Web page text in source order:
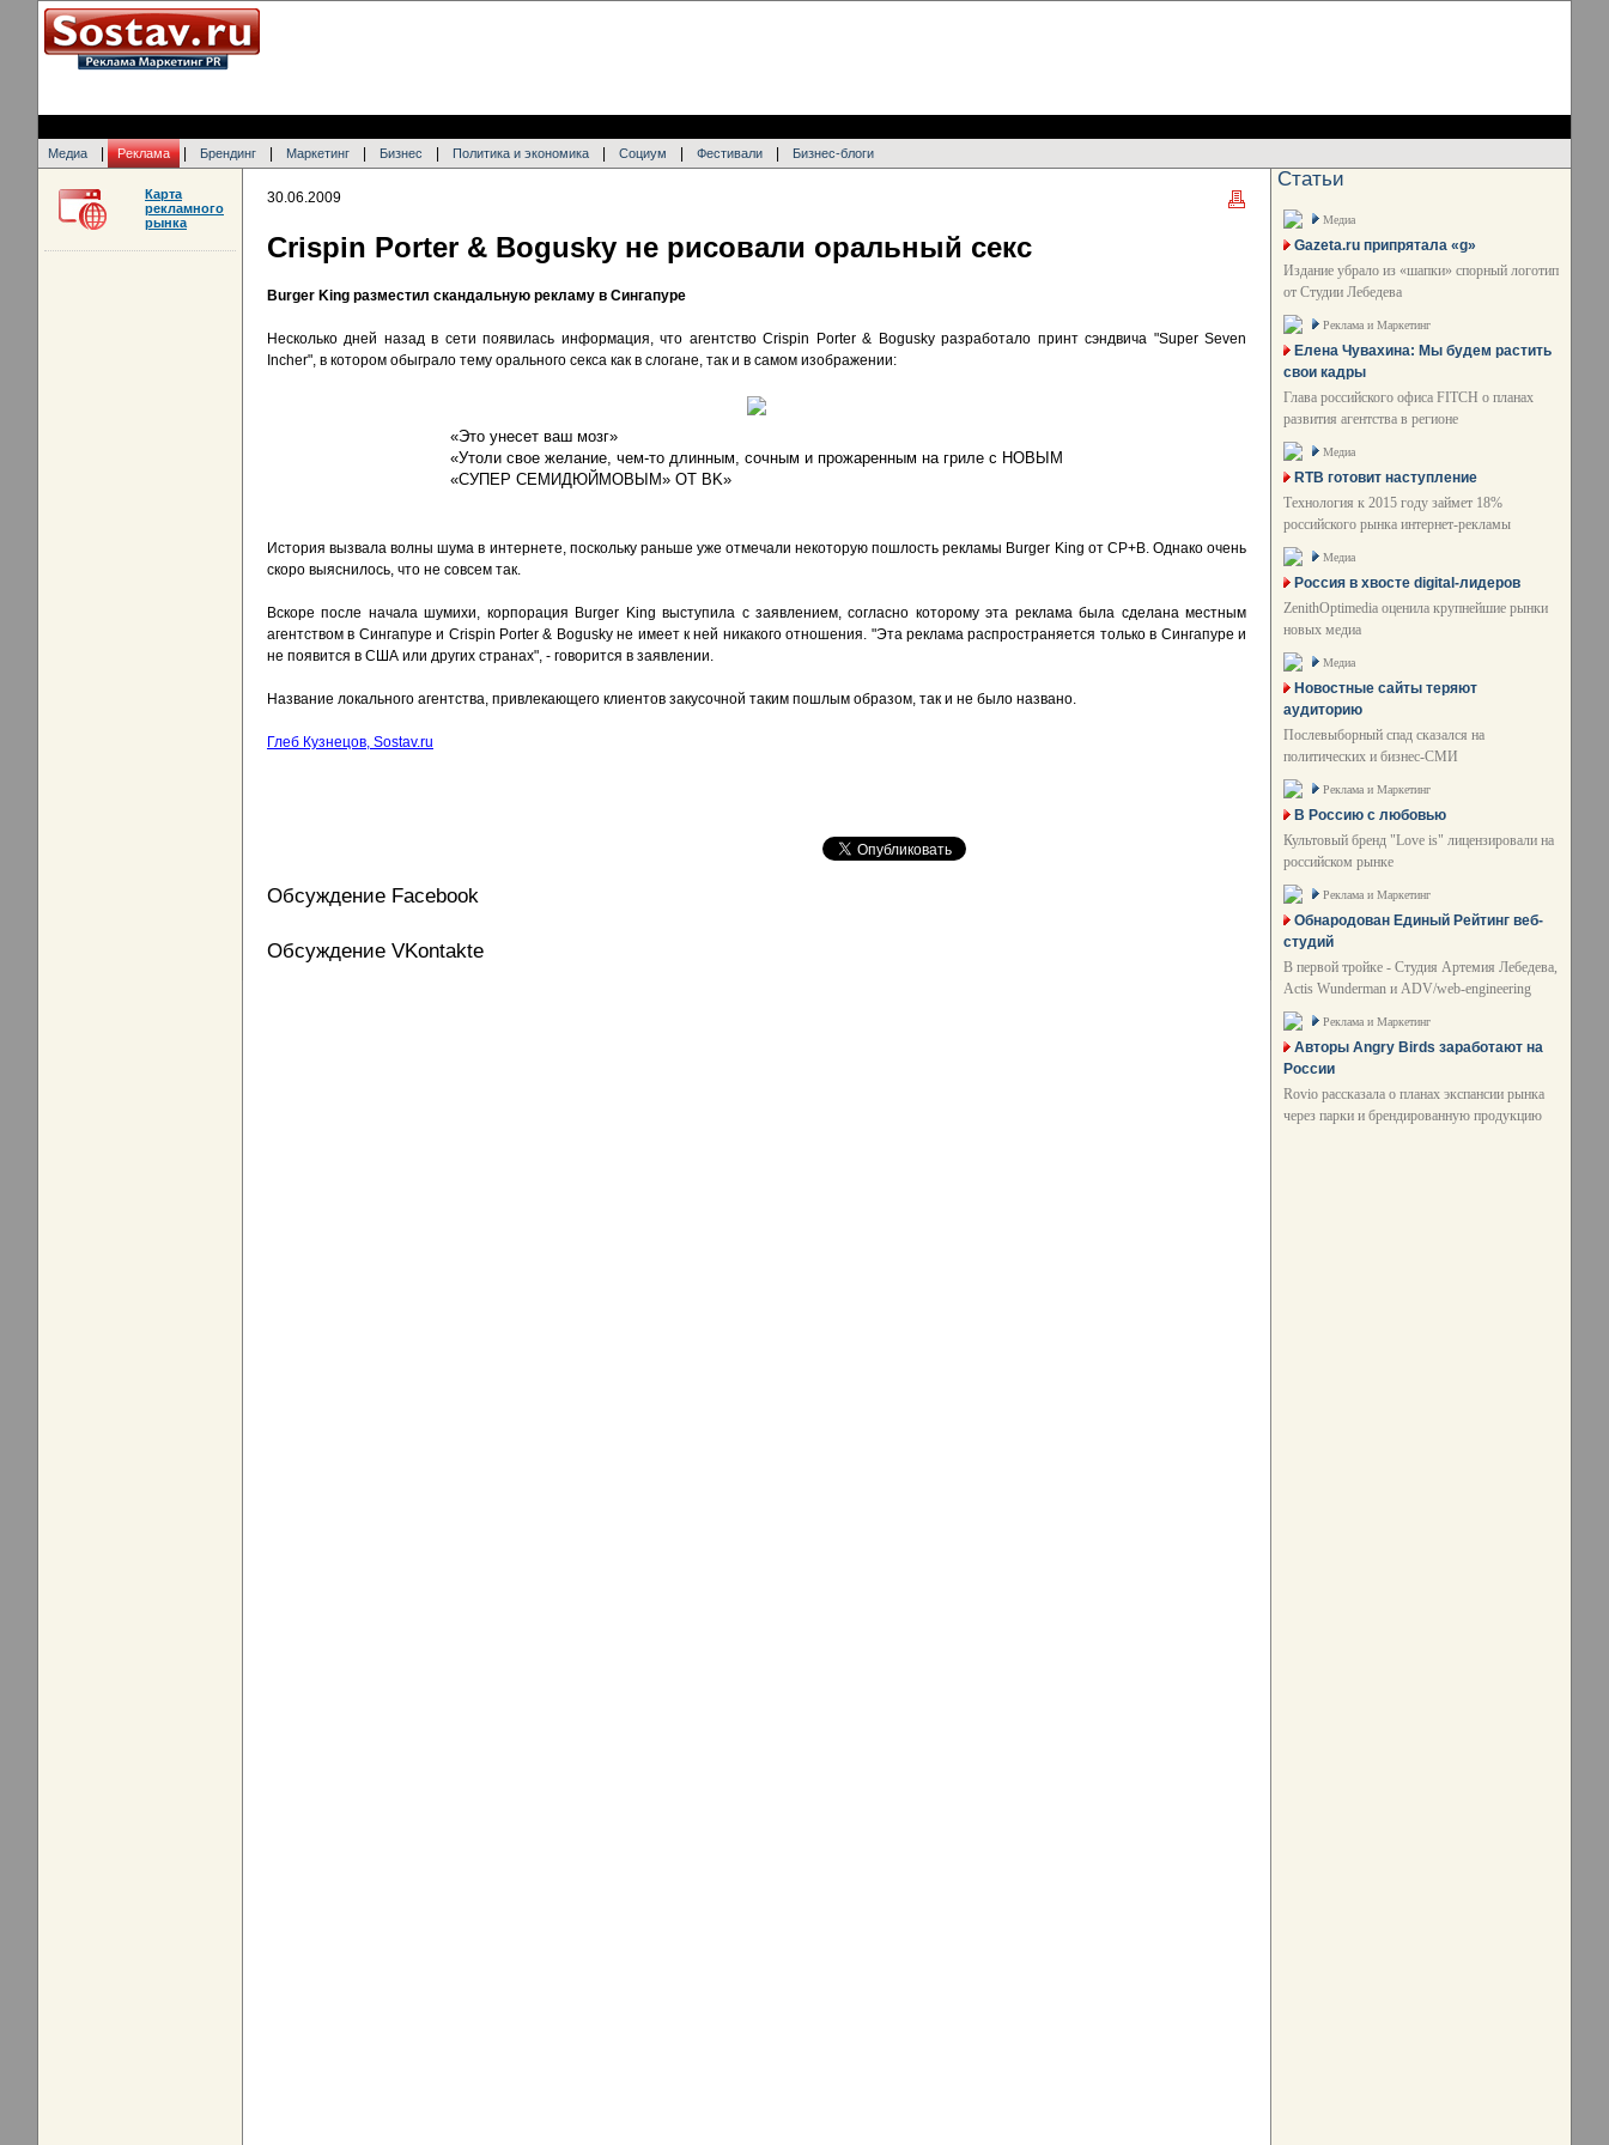
Медиа Реклама Брендинг Маркетинг Бизнес Политика и экономика Социум Фестивали Бизнес-блоги
30.06.2009
Crispin Porter & Bogusky не рисовали оральный секс
Burger King разместил скандальную рекламу в Сингапуре
Несколько дней назад в сети появилась информация, что агентство Crispin Porter & Bogusky разработало принт сэндвича "Super Seven
Incher", в котором обыграло тему орального секса как в слогане, так и в самом изображении:
«Это унесет ваш мозг»
«Утоли свое желание, чем-то длинным, сочным и прожаренным на гриле с НОВЫМ
«СУПЕР СЕМИДЮЙМОВЫМ» ОТ BK»
История вызвала волны шума в интернете, поскольку раньше уже отмечали некоторую пошлость рекламы Burger King от CP+B. Однако очень
скоро выяснилось, что не совсем так.
Вскоре после начала шумихи, корпорация Burger King выступила с заявлением, согласно которому эта реклама была сделана местным
агентством в Сингапуре и Crispin Porter & Bogusky не имеет к ней никакого отношения. "Эта реклама распространяется только в Сингапуре и
не появится в США или других странах", - говорится в заявлении.
Название локального агентства, привлекающего клиентов закусочной таким пошлым образом, так и не было названо.
Глеб Кузнецов, Sostav.ru
Обсуждение Facebook
Обсуждение VKontakte
Карта
рекламного
рынка
Статьи
Медиа
Gazeta.ru припрятала «g»
Издание убрало из «шапки» спорный логотип
от Студии Лебедева
Реклама и Маркетинг
Елена Чувахина: Мы будем растить
свои кадры
Глава российского офиса FITCH о планах
развития агентства в регионе
Медиа
RTB готовит наступление
Технология к 2015 году займет 18%
российского рынка интернет-рекламы
Медиа
Россия в хвосте digital-лидеров
ZenithOptimedia оценила крупнейшие рынки
новых медиа
Медиа
Новостные сайты теряют
аудиторию
Послевыборный спад сказался на
политических и бизнес-СМИ
Реклама и Маркетинг
В Россию с любовью
Культовый бренд "Love is" лицензировали на
российском рынке
Реклама и Маркетинг
Обнародован Единый Рейтинг веб-
студий
В первой тройке - Студия Артемия Лебедева,
Actis Wunderman и ADV/web-engineering
Реклама и Маркетинг
Авторы Angry Birds заработают на
России
Rovio рассказала о планах экспансии рынка
через парки и брендированную продукцию